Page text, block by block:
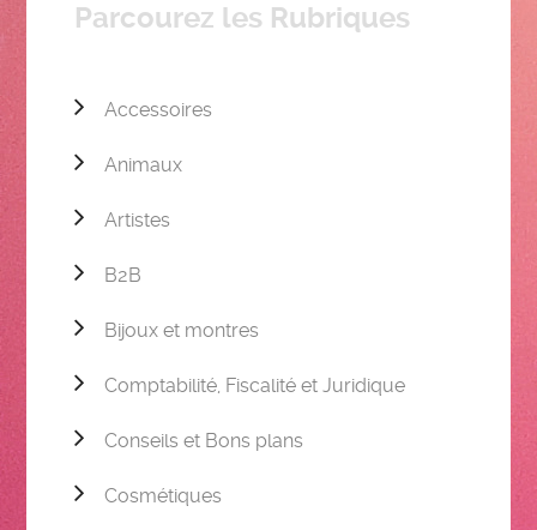
Parcourez les Rubriques
Accessoires
Animaux
Artistes
B2B
Bijoux et montres
Comptabilité, Fiscalité et Juridique
Conseils et Bons plans
Cosmétiques